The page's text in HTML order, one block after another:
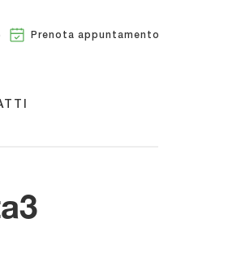
Prenota appuntamento